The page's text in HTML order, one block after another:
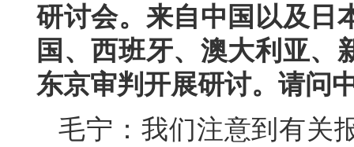
研讨会。来自中国以及日
国、西班牙、澳大利亚、
东京审判开展研讨。请问
毛宁：我们注意到有关